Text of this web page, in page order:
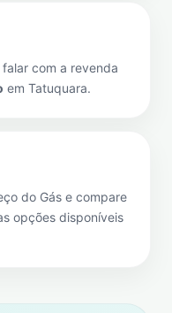
falar com a revenda
em Tatuquara.
do Gás e compare
opções disponíveis